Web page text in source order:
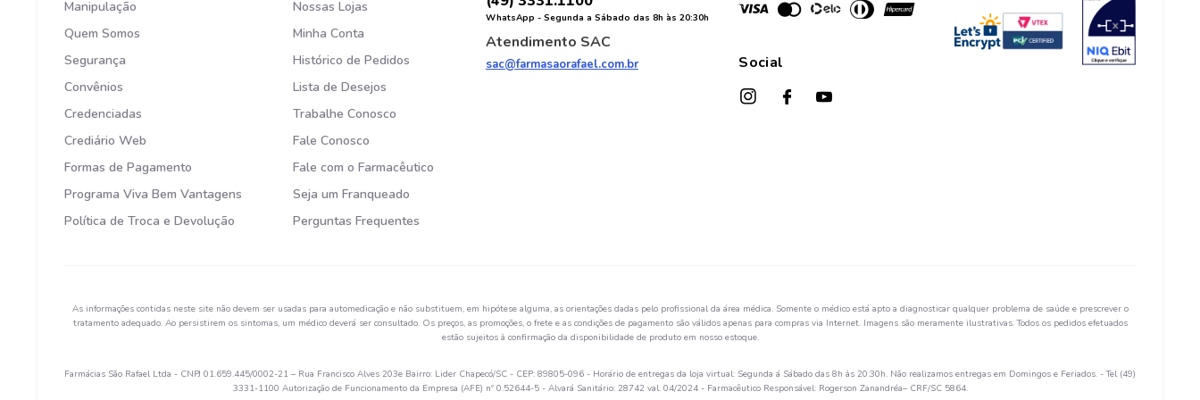
Manipulação
Quem Somos
Segurança
Convênios
Credenciadas
Crediário Web
Formas de Pagamento
Programa Viva Bem Vantagens
Política de Troca e Devolução
Nossas Lojas
Minha Conta
Histórico de Pedidos
Lista de Desejos
Trabalhe Conosco
Fale Conosco
Fale com o Farmacêutico
Seja um Franqueado
Perguntas Frequentes
WhatsApp - Segunda a Sábado das 8h às 20:30h
Atendimento SAC
sac@farmasaorafael.com.br Social
As informações contidas neste site não devem ser usadas para automedicação e não substituem, em hipótese alguma, as orientações dadas pelo profissional da área médica. Somente o médico está apto a diagnosticar qualquer problema de saúde e prescrever o
tratamento adequado. Ao persistirem os sintomas, um médico deverá ser consultado. Os preços, as promoções, o frete e as condições de pagamento são válidos apenas para compras via Internet. Imagens são meramente ilustrativas. Todos os pedidos efetuados
estão sujeitos à confirmação da disponibilidade de produto em nosso estoque.
Farmácias São Rafael Ltda - CNPJ 01.659.445/0002-21 – Rua Francisco Alves 203e Bairro: Lider Chapecó/SC - CEP: 89805-096 - Horário de entregas da loja virtual: Segunda á Sábado das 8h às 20:30h. Não realizamos entregas em Domingos e Feriados. - Tel (49)
3331-1100 Autorização de Funcionamento da Empresa (AFE) nº 0.52644-5 - Alvará Sanitário: 28742 val. 04/2024 - Farmacêutico Responsável: Rogerson Zanandréa– CRF/SC 5864.